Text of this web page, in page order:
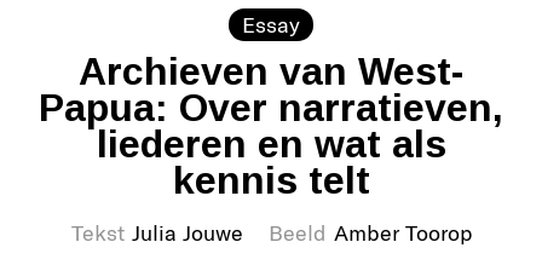
Essay
Archieven van West-
Papua: Over narratieven,
liederen en wat als
kennis telt
Tekst Julia Jouwe Beeld Amber Toorop